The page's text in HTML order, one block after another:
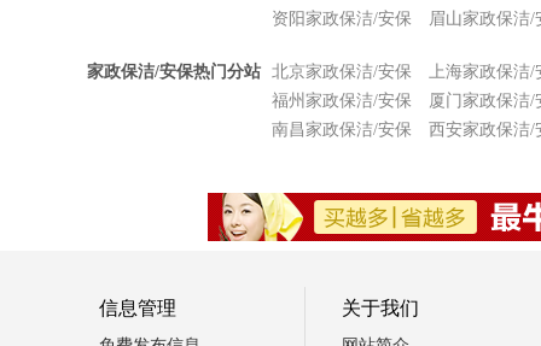
资阳家政保洁/安保
眉山家政保洁/
家政保洁/安保热门分站 北京家政保洁/安保
上海家政保洁/
福州家政保洁/安保
厦门家政保洁/
南昌家政保洁/安保
西安家政保洁/
信息管理 关于我们